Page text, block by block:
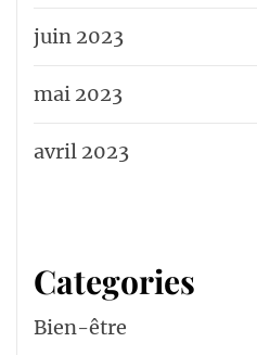
juin 2023
mai 2023
avril 2023
Categories
Bien-être